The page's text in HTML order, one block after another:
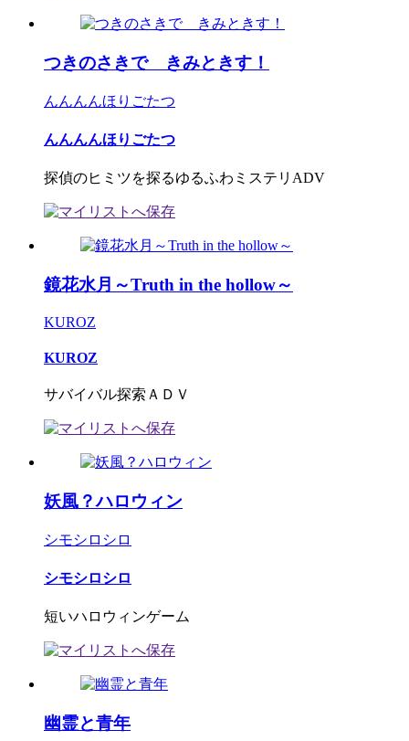
つきのさきで きみときす！
んんんんほりごたつ
んんんんほりごたつ
探偵のヒミツを探るゆるふわミステリADV
鏡花水月～Truth in the hollow～
KUROZ
KUROZ
サバイバル探索ＡＤＶ
妖風？ハロウィン
シモシロシロ
シモシロシロ
短いハロウィンゲーム
幽霊と青年